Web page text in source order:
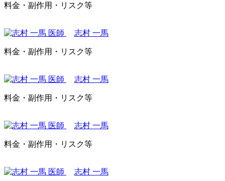
料金・副作用・リスク等
志村 一馬
料金・副作用・リスク等
志村 一馬
料金・副作用・リスク等
志村 一馬
料金・副作用・リスク等
志村 一馬